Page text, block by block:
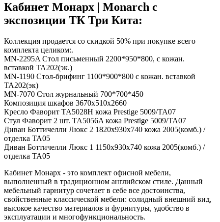
Кабинет Монарх | Monarch с
экспозиции ТК Три Кита:
Коллекция продается со скидкой 50% при покупке всего
комплекта целиком:.
MN-2295A Стол письменный 2200*950*800, с кожан.
вставкой TA202(эк.)
MN-1190 Стол-брифинг 1100*900*800 с кожан. вставкой
ТА202(эк)
MN-7070 Стол журнальный 700*700*450
Композиция шкафов 3670х510х2660
Кресло Фаворит TA5028H кожа Prestige 5009/TA07
Стул Фаворит 2 шт. TA5056A кожа Prestige 5009/TA07
Диван Боттичелли Люкс 2 1820х930х740 кожа 2005(комб.) /
отделка TA05
Диван Боттичелли Люкс 1 1150х930х740 кожа 2005(комб.) /
отделка TA05
Кабинет Монарх - это комплект офисной мебели,
выполненный в традиционном английском стиле. Данный
мебельный гарнитур сочетает в себе все достоинства,
свойственные классической мебели: солидный внешний вид,
высокое качество материалов и фурнитуры, удобство в
эксплуатации и многофункциональность.